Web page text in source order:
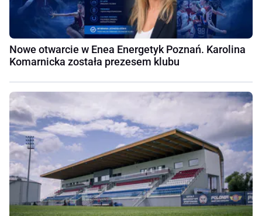
Nowe otwarcie w Enea Energetyk Poznań. Karolina
Komarnicka została prezesem klubu